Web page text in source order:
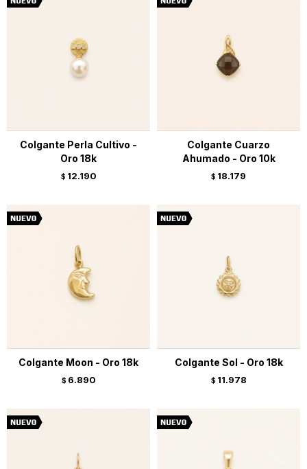
Colgante Perla Cultivo -
Oro 18k
$ 12.190
Colgante Cuarzo
Ahumado - Oro 10k
$ 18.179
Colgante Moon - Oro 18k
$ 6.890
Colgante Sol - Oro 18k
$ 11.978